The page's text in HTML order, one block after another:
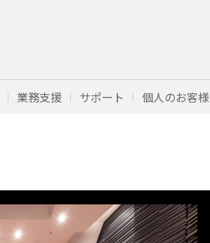
業務支援 サポート 個人のお客様